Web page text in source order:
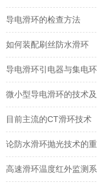
导电滑环的检查方法
如何装配刷丝防水滑环
导电滑环引电器与集电
微小型导电滑环的技术
目前主流的CT滑环技术
论防水滑环抛光技术的
高速滑环温度红外监测